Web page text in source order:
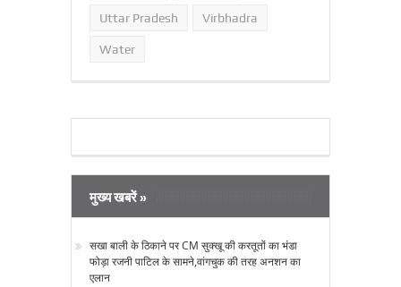
Uttar Pradesh Virbhadra
Water
मुख्य खबरें »
सखा बाली के ठिकाने पर CM सुक्‍खू की करतूतों का भंडा
फोड़ा रजनी पाटिल के सामने,वांगचुक की तरह अनशन का
एलान